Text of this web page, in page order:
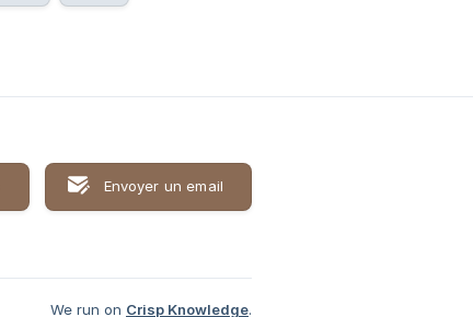
Envoyer un email
We run on Crisp Knowledge.